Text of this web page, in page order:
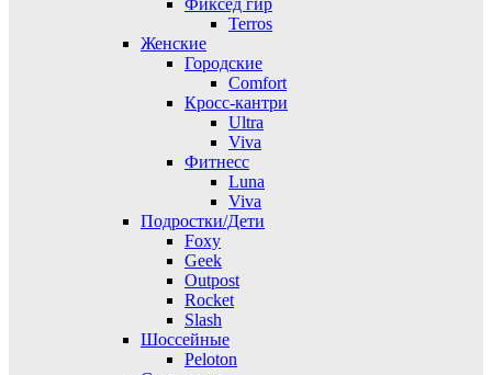
Фиксед гир
Terros
Женские
Городские
Comfort
Кросс-кантри
Ultra
Viva
Фитнесс
Luna
Viva
Подростки/Дети
Foxy
Geek
Outpost
Rocket
Slash
Шоссейные
Peloton